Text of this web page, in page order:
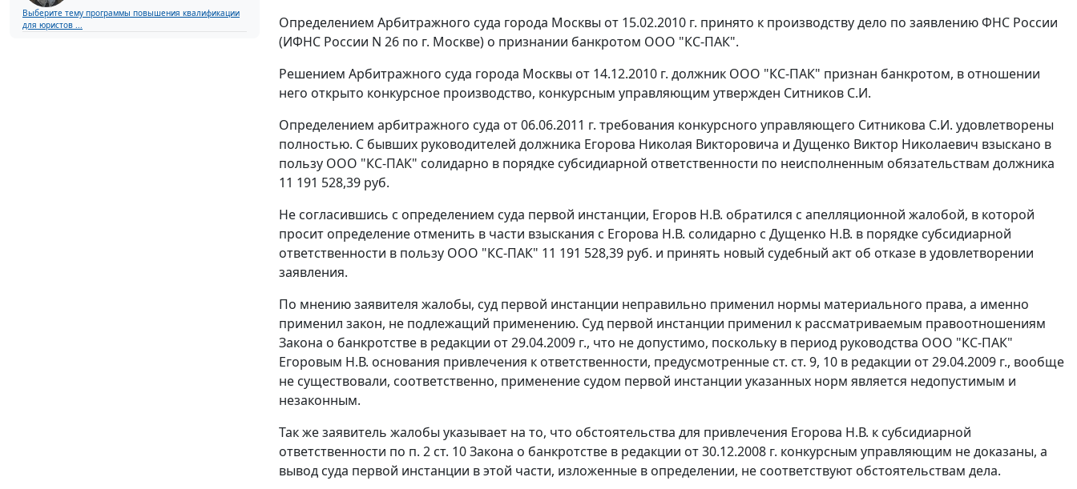
Выберите тему программы повышения квалификации
для юристов ...
Определением Арбитражного суда города Москвы от 15.02.2010 г. принято к производству дело по заявлению ФНС России
(ИФНС России N 26 по г. Москве) о признании банкротом ООО "КС-ПАК".
Решением Арбитражного суда города Москвы от 14.12.2010 г. должник ООО "КС-ПАК" признан банкротом, в отношении
него открыто конкурсное производство, конкурсным управляющим утвержден Ситников С.И.
Определением арбитражного суда от 06.06.2011 г. требования конкурсного управляющего Ситникова С.И. удовлетворены
полностью. С бывших руководителей должника Егорова Николая Викторовича и Дущенко Виктор Николаевич взыскано в
пользу ООО "КС-ПАК" солидарно в порядке субсидиарной ответственности по неисполненным обязательствам должника
11 191 528,39 руб.
Не согласившись с определением суда первой инстанции, Егоров Н.В. обратился с апелляционной жалобой, в которой
просит определение отменить в части взыскания с Егорова Н.В. солидарно с Дущенко Н.В. в порядке субсидиарной
ответственности в пользу ООО "КС-ПАК" 11 191 528,39 руб. и принять новый судебный акт об отказе в удовлетворении
заявления.
По мнению заявителя жалобы, суд первой инстанции неправильно применил нормы материального права, а именно
применил закон, не подлежащий применению. Суд первой инстанции применил к рассматриваемым правоотношениям
Закона о банкротстве в редакции от 29.04.2009 г., что не допустимо, поскольку в период руководства ООО "КС-ПАК"
Егоровым Н.В. основания привлечения к ответственности, предусмотренные ст. ст. 9, 10 в редакции от 29.04.2009 г., вообще
не существовали, соответственно, применение судом первой инстанции указанных норм является недопустимым и
незаконным.
Так же заявитель жалобы указывает на то, что обстоятельства для привлечения Егорова Н.В. к субсидиарной
ответственности по п. 2 ст. 10Закона о банкротстве в редакции от 30.12.2008 г. конкурсным управляющим не доказаны, а
вывод суда первой инстанции в этой части, изложенные в определении, не соответствуют обстоятельствам дела.